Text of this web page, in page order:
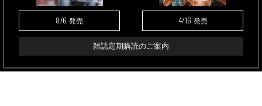
8/6 発売 4/16 発売
雑誌定期購読のご案内